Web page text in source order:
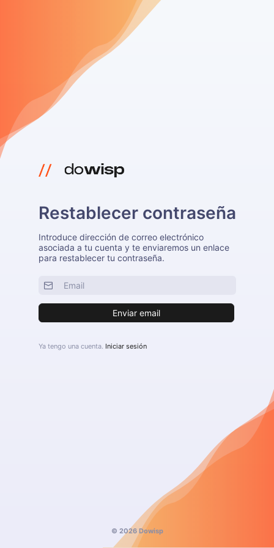
Restablecer contraseña
Introduce dirección de correo electrónico
asociada a tu cuenta y te enviaremos un enlace
para restablecer tu contraseña.
Enviar email
Ya tengo una cuenta. Iniciar sesión
© 2026 Dowisp